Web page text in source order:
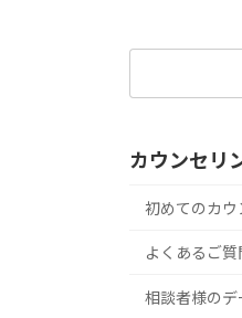
カウンセリ
初めてのカ
よくあるご質
相談者様のデ